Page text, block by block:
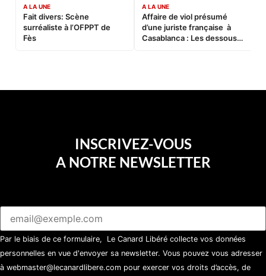
A LA UNE
Fait divers: Scène
surréaliste à l’OFPPT de
Fès
A LA UNE
Affaire de viol présumé
d’une juriste française à
Casablanca : Les dessous
INSCRIVEZ-VOUS
A NOTRE NEWSLETTER
Par le biais de ce formulaire, Le Canard Libéré collecte vos données
personnelles en vue d'envoyer sa newsletter. Vous pouvez vous adresser
à webmaster@lecanardlibere.com pour exercer vos droits d’accès, de